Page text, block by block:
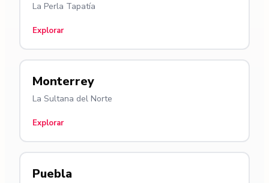
La Perla Tapatía
Explorar
Monterrey
La Sultana del Norte
Explorar
Puebla